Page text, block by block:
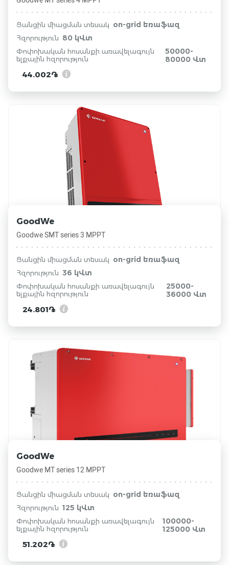
Ցանցին միացման տեսակ on-grid եռաֆազ
Հզորություն 80 կՎտ
Փոփոխական հոսանքի առավելագույն
ելքային հզորություն
50000-
80000 Վտ
44.002֏
GoodWe
Goodwe SMT series 3 MPPT
Ցանցին միացման տեսակ on-grid եռաֆազ
Հզորություն 36 կՎտ
Փոփոխական հոսանքի առավելագույն
ելքային հզորություն
25000-
36000 Վտ
24.801֏
GoodWe
Goodwe MT series 12 MPPT
Ցանցին միացման տեսակ on-grid եռաֆազ
Հզորություն 125 կՎտ
Փոփոխական հոսանքի առավելագույն
ելքային հզորություն
100000-
125000 Վտ
51.202֏